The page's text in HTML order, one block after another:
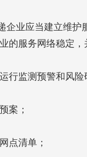
业应当建立维护
的服务网络稳定，
行监测预警和风险
案；
点清单；